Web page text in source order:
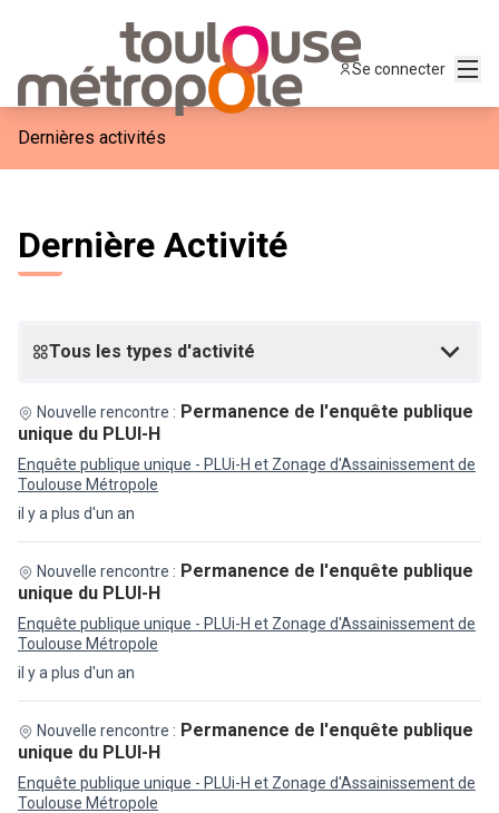
Se connecter
Dernières activités
Dernière Activité
Tous les types d'activité
il y a plus d'un an
Nouvelle rencontre : Permanence de l'enquête publique
unique du PLUI-H
Enquête publique unique - PLUi-H et Zonage d'Assainissement de
Toulouse Métropole
il y a plus d'un an
Nouvelle rencontre : Permanence de l'enquête publique
unique du PLUI-H
Enquête publique unique - PLUi-H et Zonage d'Assainissement de
Toulouse Métropole
Nouvelle rencontre : Permanence de l'enquête publique
unique du PLUI-H
Enquête publique unique - PLUi-H et Zonage d'Assainissement de
Toulouse Métropole